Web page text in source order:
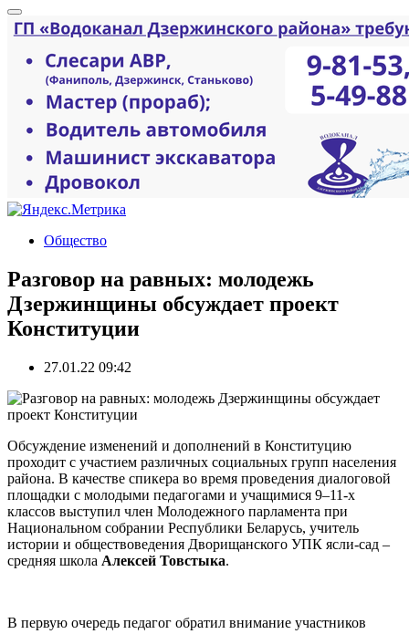
Общество
Разговор на равных: молодежь
Дзержинщины обсуждает проект
Конституции
27.01.22 09:42
Обсуждение изменений и дополнений в Конституцию
проходит с участием различных социальных групп населения
района. В качестве спикера во время проведения диалоговой
площадки с молодыми педагогами и учащимися 9–11-х
классов выступил член Молодежного парламента при
Национальном собрании Республики Беларусь, учитель
истории и обществоведения Дворищанского УПК ясли-сад –
средняя школа Алексей Товстыка.
В первую очередь педагог обратил внимание участников